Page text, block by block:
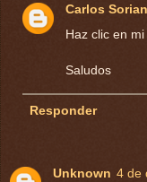
Carlos
Haz clic en
Saludos
Responder
Unknown 4 de